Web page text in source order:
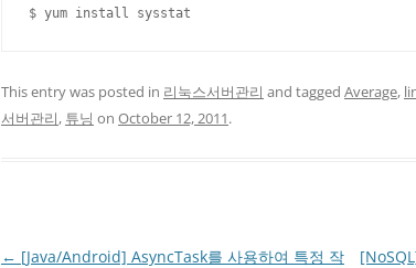
$ yum install sysstat
This entry was posted in 리눅스서버관리 and tagged Average,
서버관리, 튜닝 on October 12, 2011.
Post
← [Java/Android] AsyncTask를 사용하여 특정 작